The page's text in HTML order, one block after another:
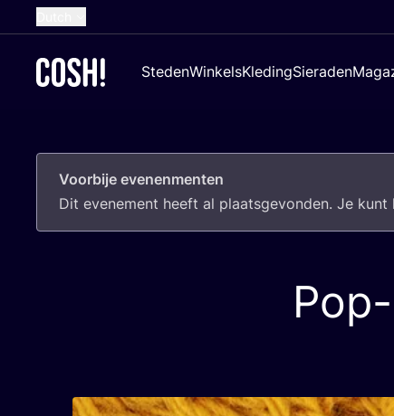
French
German
Croatian
StedenWinkelsKledingSieraden
Voorbije evenenmenten
Dit eve­ne­ment heeft al plaats­ge­von­den. Je